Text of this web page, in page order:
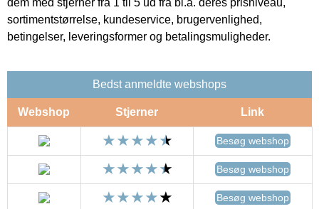
sortimentstørrelse, kundeservice, brugervenlighed,
betingelser, leveringsformer og betalingsmuligheder.
Bedst anmeldte webshops
Webshop Stjerner Link
Besøg webshop
Besøg webshop
Besøg webshop